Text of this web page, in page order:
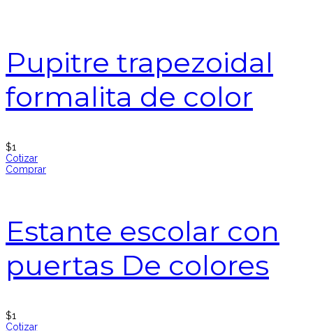
Pupitre trapezoidal
formalita de color
$1
Cotizar
Comprar
Estante escolar con
puertas De colores
$1
Cotizar